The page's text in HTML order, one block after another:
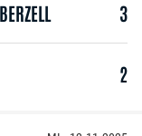
3
2